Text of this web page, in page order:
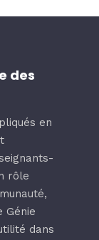
des
en
rôle
Génie
dans